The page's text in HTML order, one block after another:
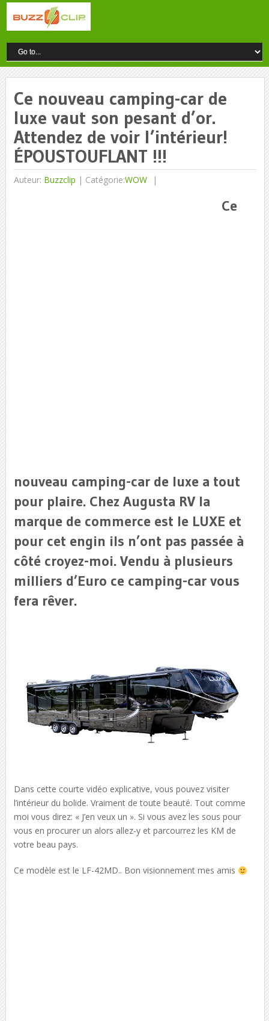
Ce nouveau camping-car de
luxe vaut son pesant d’or.
Attendez de voir l’intérieur!
ÉPOUSTOUFLANT !!!
Auteur: Buzzclip | Catégorie:WOW
Ce
nouveau camping-car de luxe a tout
pour plaire. Chez Augusta RV la
marque de commerce est le LUXE et
pour cet engin ils n’ont pas passée à
côté croyez-moi. Vendu à plusieurs
milliers d’Euro ce camping-car vous
fera rêver.
Dans cette courte vidéo explicative, vous pouvez visiter
l’intérieur du bolide. Vraiment de toute beauté. Tout comme
moi vous direz: « J’en veux un ». Si vous avez les sous pour
vous en procurer un alors allez-y et parcourrez les KM de
votre beau pays.
Ce modèle est le LF-42MD.. Bon visionnement mes amis